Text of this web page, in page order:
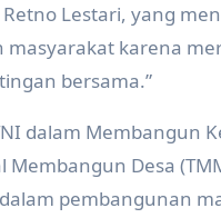
Lestari, yang
karena
bersama.”
dalam Membangun
Desa
pembangunan